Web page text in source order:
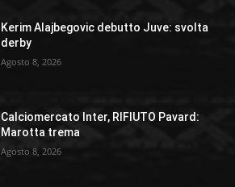
Kerim Alajbegovic debutto Juve: svolta
derby
Agosto 8, 2026
Calciomercato Inter, RIFIUTO Pavard:
Marotta trema
Agosto 8, 2026